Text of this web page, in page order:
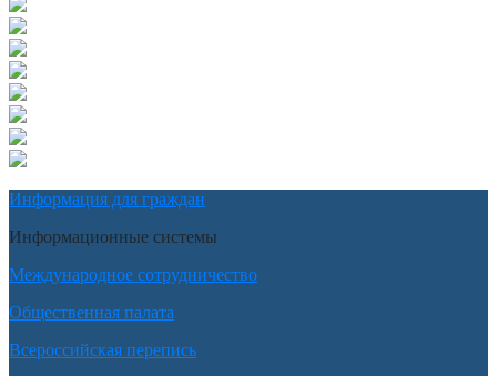
Информация для граждан
Информационные системы
Международное сотрудничество
Общественная палата
Всероссийская перепись